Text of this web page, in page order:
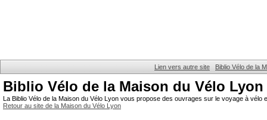
Lien vers autre site Biblio Vélo de la
Biblio Vélo de la Maison du Vélo Lyon
La Biblio Vélo de la Maison du Vélo Lyon vous propose des ouvrages sur le voyage à
Retour au site de la Maison du Vélo Lyon